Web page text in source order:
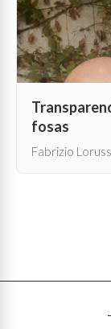
fosas
Fabrizio